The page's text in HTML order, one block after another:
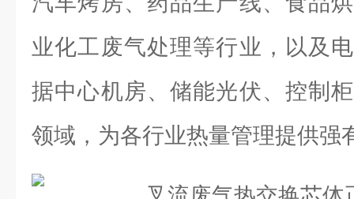
业化工废气处理等行业，以及
据中心机房、储能光伏、控制
领域，为各行业热量管理提供强